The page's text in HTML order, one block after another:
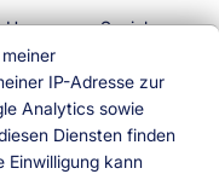
IP-Adresse zur
Analytics sowie
Diensten finden
Einwilligung kann
Social-
aufmerksam zu
Gastgeber-Interview
Annika Rathje und